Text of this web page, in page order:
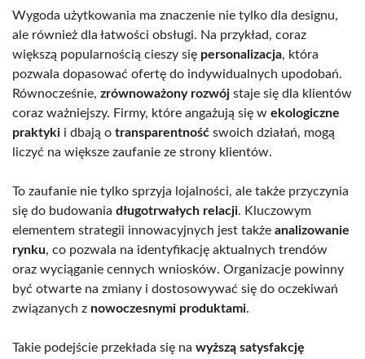
Wygoda użytkowania ma znaczenie nie tylko dla designu,
ale również dla łatwości obsługi. Na przykład, coraz
większą popularnością cieszy się personalizacja, która
pozwala dopasować ofertę do indywidualnych upodobań.
Równocześnie, zrównoważony rozwój staje się dla klientów
coraz ważniejszy. Firmy, które angażują się w ekologiczne
praktyki i dbają o transparentność swoich działań, mogą
liczyć na większe zaufanie ze strony klientów.
To zaufanie nie tylko sprzyja lojalności, ale także przyczynia
się do budowania długotrwałych relacji. Kluczowym
elementem strategii innowacyjnych jest także analizowanie
rynku, co pozwala na identyfikację aktualnych trendów
oraz wyciąganie cennych wniosków. Organizacje powinny
być otwarte na zmiany i dostosowywać się do oczekiwań
związanych z nowoczesnymi produktami.
Takie podejście przekłada się na wyższą satysfakcję